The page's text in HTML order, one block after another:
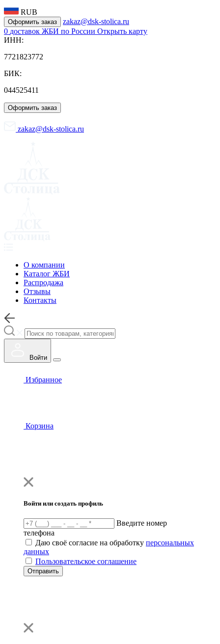
RUB
Оформить заказ
zakaz@dsk-stolica.ru
0 доставок ЖБИ по России Открыть карту
ИНН:
7721823772
БИК:
044525411
Оформить заказ
zakaz@dsk-stolica.ru
О компании
Каталог ЖБИ
Распродажа
Отзывы
Контакты
Войти
Избранное
Корзина
Войти или создать профиль
Введите номер
телефона
Даю своё согласие на обработку персональных
данных
Пользовательское соглашение
Отправить